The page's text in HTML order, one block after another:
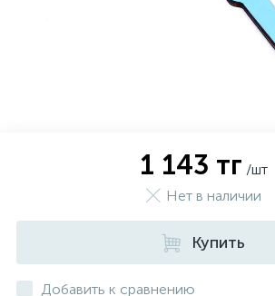
1 143 тг /шт
Нет в наличии
Купить
Добавить к сравнению